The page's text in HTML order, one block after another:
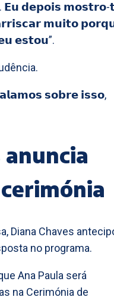
𝗱𝗲𝗽𝗼𝗶𝘀 𝗺𝗼𝘀𝘁𝗿𝗼-
𝗺𝘂𝗶𝘁𝗼
𝗲𝘀𝘁𝗼𝘂”.
𝘀𝗼𝗯𝗿𝗲 𝗶𝘀𝘀𝗼,
anuncia
Diana Chaves
no programa.
Ana Paula será
na Cerimónia de